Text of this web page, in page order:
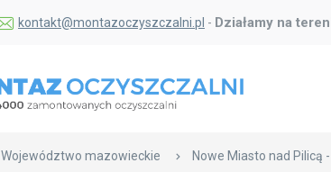
kontakt@montazoczyszczalni.pl - Działamy na
Województwo mazowieckie Nowe Miasto nad